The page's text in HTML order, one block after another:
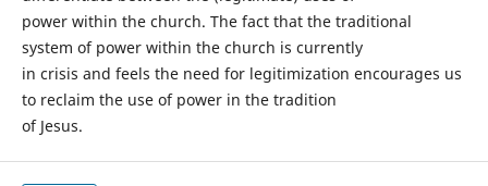
power within the church. The fact that the traditional
system of power within the church is currently
in crisis and feels the need for legitimization encourages us
to reclaim the use of power in the tradition
of Jesus.